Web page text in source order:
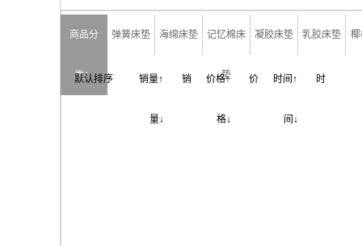
商品分
类：
弹簧床垫 海绵床垫 记忆棉床
垫
凝胶床垫 乳胶床垫 椰
默认排序 销量↑ 销
量↓
价格↑ 价
格↓
时间↑ 时
间↓